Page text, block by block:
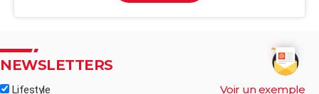
NEWSLETTERS
Lifestyle Voir un exemple